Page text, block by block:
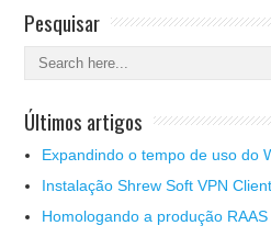
Pesquisar
Últimos artigos
Expandindo o tempo de uso do
Instalação Shrew Soft VPN
Homologando a produção